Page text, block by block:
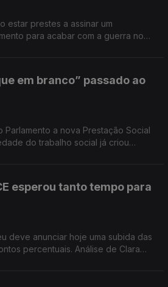
estar prestes a assinar um
para acabar com a guerra no
em branco” passado ao
Parlamento a nova Prestação Social
do trabalho social já criou
esperou tanto tempo para
deve anunciar hoje uma subida das
percentuais. Análise de Clara